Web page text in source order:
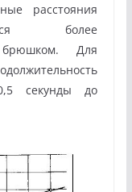
расстояния
более
брюшком. Для
секунды до